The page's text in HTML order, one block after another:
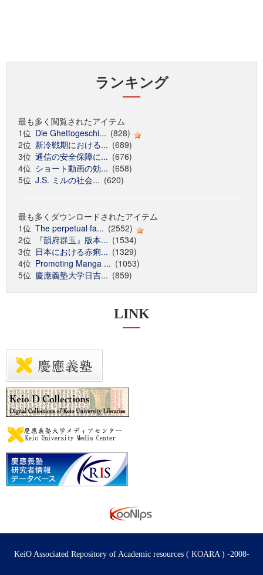
ランキング
最も多く閲覧されたアイテム
1位 Die Ghettogeschi... (828)
2位 新冷戦期における... (689)
3位 通信の安全保障に... (676)
4位 ショート動画の効... (658)
5位 J.S. ミルの社会... (620)
最も多くダウンロードされたアイテム
1位 The perpetual fa... (2552)
2位
『韻府群玉』版本... (1534)
3位 日本における赤痢... (1329)
4位 Promoting Manga ... (1053)
5位 慶應義塾大学日吉... (859)
LINK
KeiO Associated Repository of Academic resources ( KOARA ) -2008-